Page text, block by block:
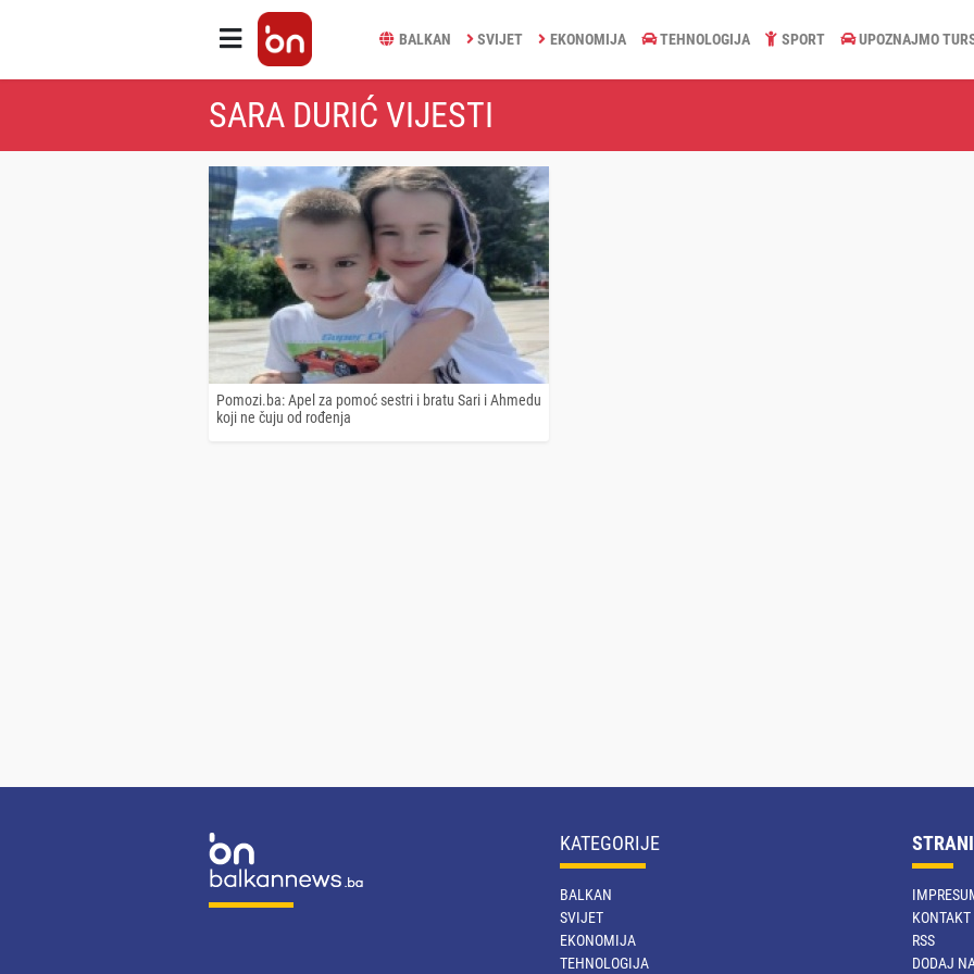
BALKAN SVIJET EKONOMIJA TEHNOLOGIJA SPORT UPOZNAJMO
SARA DURIĆ VIJESTI
Pomozi.ba: Apel za pomoć sestri i bratu Sari i Ahmedu
koji ne čuju od rođenja
KATEGORIJE
BALKAN
SVIJET
EKONOMIJA
TEHNOLOGIJA
KONTAKT
RSS
DODAJ